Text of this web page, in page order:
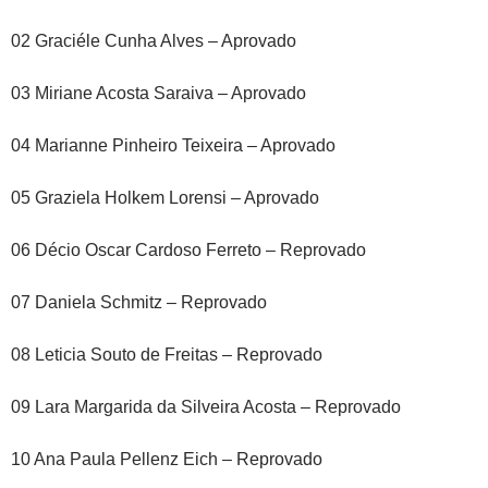
02 Graciéle Cunha Alves – Aprovado
03 Miriane Acosta Saraiva – Aprovado
04 Marianne Pinheiro Teixeira – Aprovado
05 Graziela Holkem Lorensi – Aprovado
06 Décio Oscar Cardoso Ferreto – Reprovado
07 Daniela Schmitz – Reprovado
08 Leticia Souto de Freitas – Reprovado
09 Lara Margarida da Silveira Acosta – Reprovado
10 Ana Paula Pellenz Eich – Reprovado